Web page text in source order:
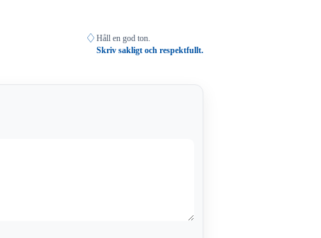
♢ Håll en god ton.
Skriv sakligt och respektfullt.